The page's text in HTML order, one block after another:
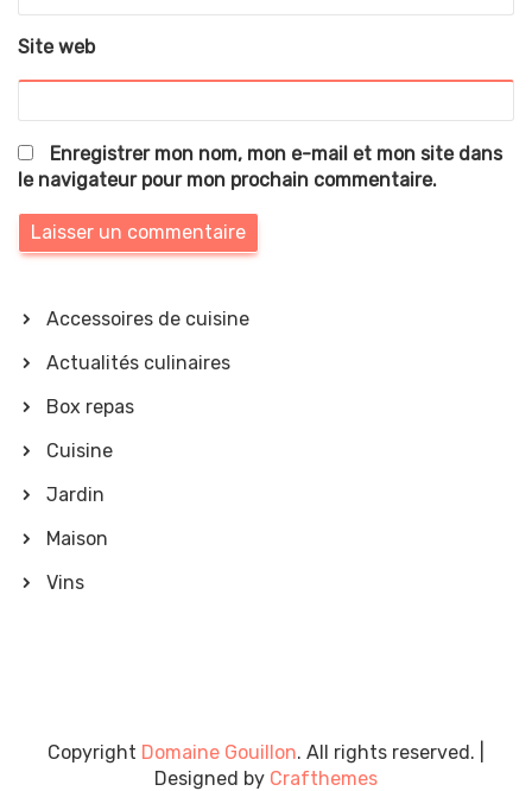
Site web
Enregistrer mon nom, mon e-mail et mon site dans
le navigateur pour mon prochain commentaire.
Accessoires de cuisine
Actualités culinaires
Box repas
Cuisine
Jardin
Maison
Vins
Copyright Domaine Gouillon. All rights reserved.
Designed by Crafthemes